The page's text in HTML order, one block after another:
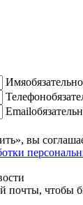
Имя
Телефон
Email
вы
почты, чтобы